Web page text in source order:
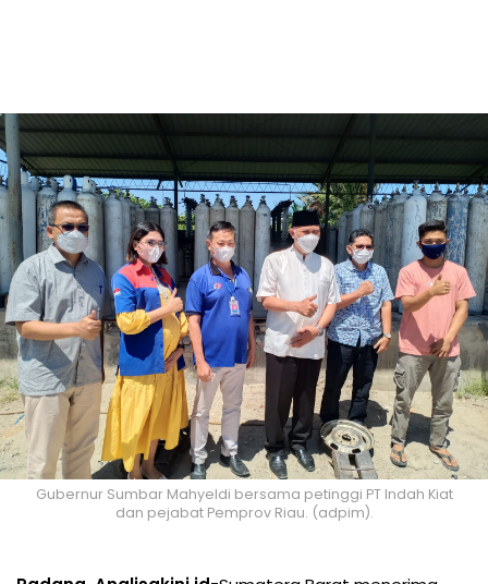
Gubernur Sumbar Mahyeldi bersama petinggi PT Indah Kiat
dan pejabat Pemprov Riau. (adpim).